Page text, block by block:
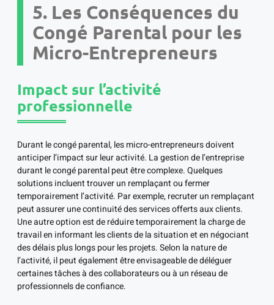
5. Les Conséquences du
Congé Parental pour les
Micro-Entrepreneurs
Impact sur l’activité
professionnelle
Durant le congé parental, les micro-entrepreneurs doivent
anticiper l’impact sur leur activité. La gestion de l’entreprise
durant le congé parental peut être complexe. Quelques
solutions incluent trouver un remplaçant ou fermer
temporairement l’activité. Par exemple, recruter un remplaçant
peut assurer une continuité des services offerts aux clients.
Une autre option est de réduire temporairement la charge de
travail en informant les clients de la situation et en négociant
des délais plus longs pour les projets. Selon la nature de
l’activité, il peut également être envisageable de déléguer
certaines tâches à des collaborateurs ou à un réseau de
professionnels de confiance.